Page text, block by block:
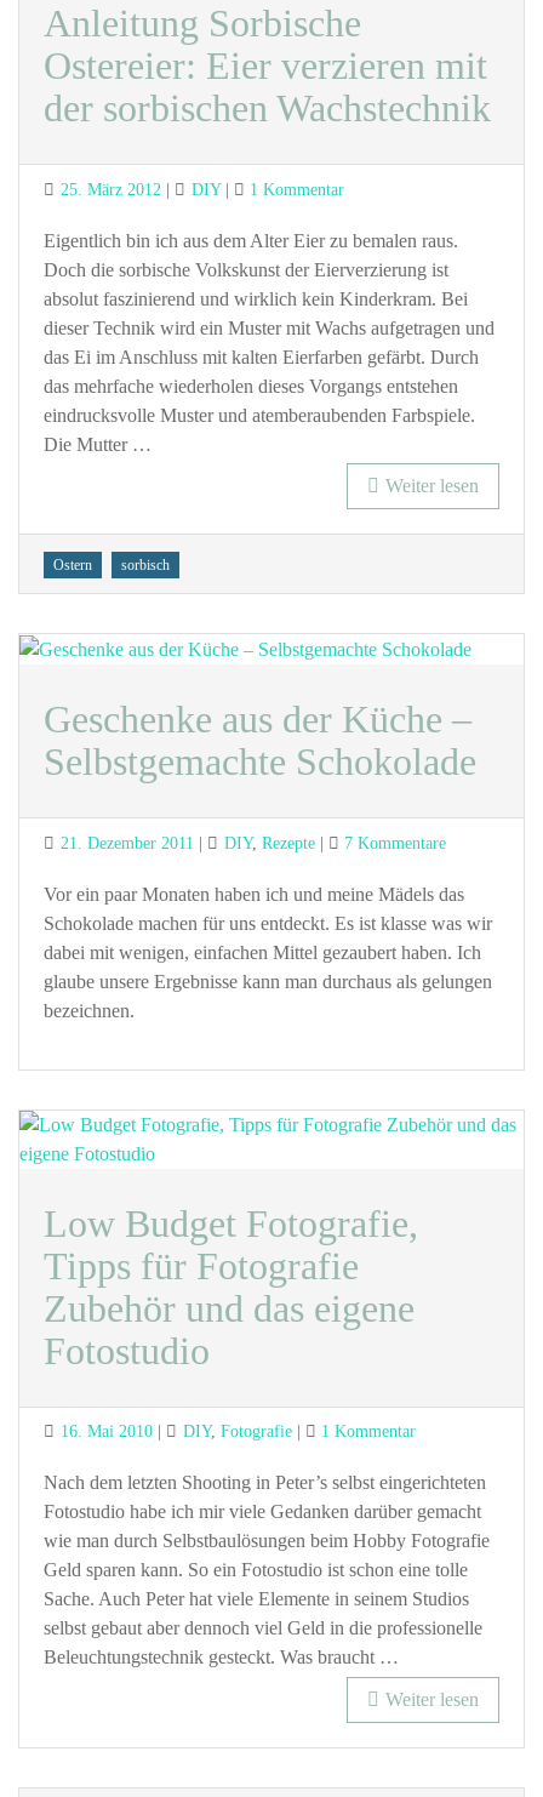
Anleitung Sorbische
Ostereier: Eier verzieren mit
der sorbischen Wachstechnik
Posted
25. März 2012 Categories
DIY 1 Kommentarzu
Sorbische
Ostereier:
Eier
mit
der
sorbischen
Wachstechnik
Eigentlich bin ich aus dem Alter Eier zu bemalen raus.
Doch die sorbische Volkskunst der Eierverzierung ist
absolut faszinierend und wirklich kein Kinderkram. Bei
dieser Technik wird ein Muster mit Wachs aufgetragen und
das Ei im Anschluss mit kalten Eierfarben gefärbt. Durch
das mehrfache wiederholen dieses Vorgangs entstehen
eindrucksvolle Muster und atemberaubenden Farbspiele.
Die Mutter …
Weiter lesen
Tags
Ostern sorbisch
Geschenke aus der Küche –
Selbstgemachte Schokolade
Posted
21. Dezember 2011 Categories
DIY, Rezepte 7 Kommentarezu
aus
der
Küche
Vor ein paar Monaten haben ich und meine Mädels das
Schokolade machen für uns entdeckt. Es ist klasse was wir
dabei mit wenigen, einfachen Mittel gezaubert haben. Ich
glaube unsere Ergebnisse kann man durchaus als gelungen
bezeichnen.
Low Budget Fotografie,
Tipps für Fotografie
Zubehör und das eigene
Fotostudio
Posted
16. Mai 2010 Categories
DIY, Fotografie 1 Kommentarzu
Budget
Fotografie,
Tipps
Fotografie
Zubehör
und
eigene
Fotostudio
Nach dem letzten Shooting in Peter’s selbst eingerichteten
Fotostudio habe ich mir viele Gedanken darüber gemacht
wie man durch Selbstbaulösungen beim Hobby Fotografie
Geld sparen kann. So ein Fotostudio ist schon eine tolle
Sache. Auch Peter hat viele Elemente in seinem Studios
selbst gebaut aber dennoch viel Geld in die professionelle
Beleuchtungstechnik gesteckt. Was braucht …
Weiter lesen